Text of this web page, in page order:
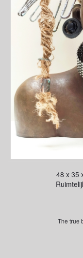
48 x 35
The true